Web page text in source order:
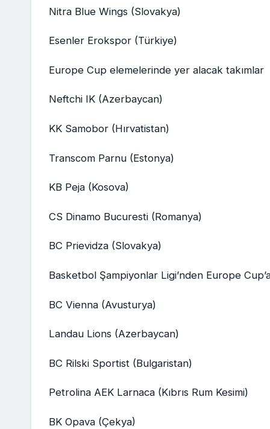
Nitra Blue Wings (Slovakya)
Esenler Erokspor (Türkiye)
Europe Cup elemelerinde yer alacak takımlar
Neftchi IK (Azerbaycan)
KK Samobor (Hırvatistan)
Transcom Parnu (Estonya)
KB Peja (Kosova)
CS Dinamo Bucuresti (Romanya)
BC Prievidza (Slovakya)
Basketbol Şampiyonlar Ligi’nden Europe
BC Vienna (Avusturya)
Landau Lions (Azerbaycan)
BC Rilski Sportist (Bulgaristan)
Petrolina AEK Larnaca (Kıbrıs Rum Kesimi)
BK Opava (Çekya)